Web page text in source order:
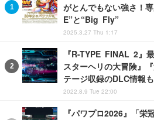
がとんでもない強さ！
E”と“Big Fly”
2025.3.27 Thu 1:17
『R-TYPE FINAL 2』
スターヘリの大冒険』
テージ収録のDLC情報も
2022.8.9 Tue 22:00
『パワプロ2026』「栄